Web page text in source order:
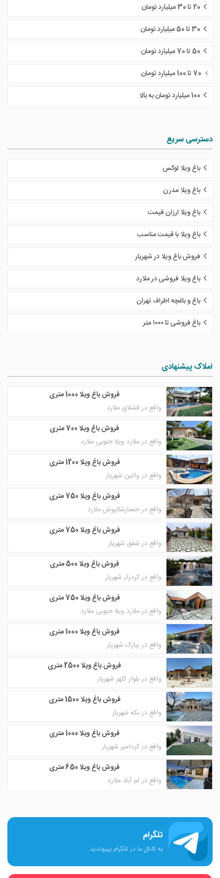
20 تا 30 میلیارد تومان
30 تا 50 میلیارد تومان
50 تا 70 میلیارد تومان
100 میلیارد تومان به بالا
دسترسی سریع
باغ ویلا لوکس
باغ ویلا مدرن
باغ ویلا ارزان قیمت
باغ ویلا با قیمت مناسب
فروش باغ ویلا در شهریار
باغ ویلا فروشی در ملارد
باغ و باغچه اطراف تهران
باغ فروشی تا ١٠٠٠ متر
املاک پیشنهادی
فروش باغ ویلا 1000 متری
واقع در قشلاق ملارد
فروش باغ ویلا 700 متری
واقع در ملارد ویلا جنوبی ملارد
فروش باغ ویلا 1200 متری
واقع در وائین شهریار
فروش باغ ویلا 750 متری
واقع در حصارشالپوش ملارد
فروش باغ ویلا 750 متری
واقع در شفق شهریار
فروش باغ ویلا 500 متری
واقع در کردزار شهریار
فروش باغ ویلا 750 متری
واقع در ملارد ویلا جنوبی ملارد
فروش باغ ویلا 1000 متری
واقع در یبارک شهریار
فروش باغ ویلا 2500 متری
واقع در بلوار کلهر شهریار
فروش باغ ویلا 1500 متری
واقع در بکه شهریار
فروش باغ ویلا 1000 متری
واقع در کردامیر شهریار
فروش باغ ویلا 650 متری
واقع در لم آباد ملارد
تلگرام
به کانال ما در تلگرام بپیوندید.